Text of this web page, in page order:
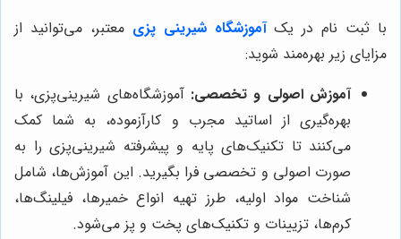
با ثبت نام در یکآموزشگاه شیرینی پزی معتبر، می‌توانید از
مزایای زیر بهره‌مند شوید:
آموزش اصولی و تخصصی: آموزشگاه‌های شیرینی‌پزی، با
بهره‌گیری از اساتید مجرب و کارآزموده، به شما کمک
می‌کنند تا تکنیک‌های پایه و پیشرفته شیرینی‌پزی را به
صورت اصولی و تخصصی فرا بگیرید. این آموزش‌ها، شامل
شناخت مواد اولیه، طرز تهیه انواع خمیرها، فیلینگ‌ها،
کرم‌ها، تزیینات و تکنیک‌های پخت و پز می‌شود.